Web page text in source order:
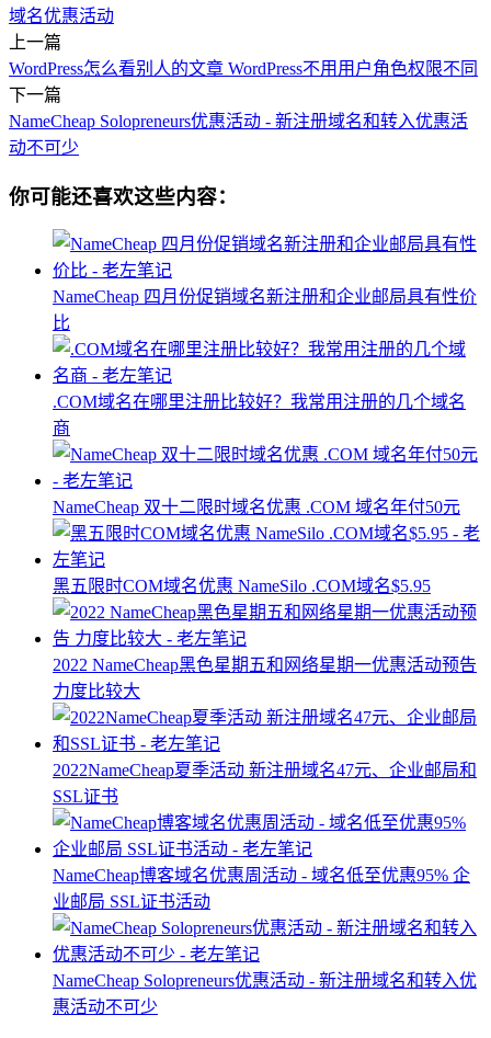
域名优惠活动
上一篇
WordPress怎么看别人的文章 WordPress不用用户角色权限不同
下一篇
NameCheap Solopreneurs优惠活动 - 新注册域名和转入优惠活
动不可少
你可能还喜欢这些内容：
NameCheap 四月份促销域名新注册和企业邮局具有性价
比
.COM域名在哪里注册比较好？我常用注册的几个域名
商
NameCheap 双十二限时域名优惠 .COM 域名年付50元
黑五限时COM域名优惠 NameSilo .COM域名$5.95
2022 NameCheap黑色星期五和网络星期一优惠活动预告
力度比较大
2022NameCheap夏季活动 新注册域名47元、企业邮局和
SSL证书
NameCheap博客域名优惠周活动 - 域名低至优惠95% 企
业邮局 SSL证书活动
NameCheap Solopreneurs优惠活动 - 新注册域名和转入优
惠活动不可少